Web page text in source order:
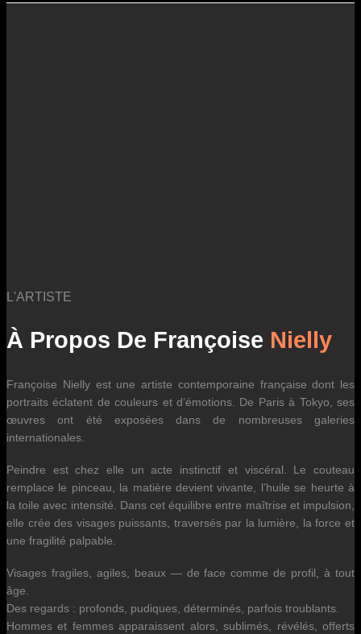
L'ARTISTE
À Propos De Françoise Nielly
Françoise Nielly est une artiste contemporaine française dont les
portraits éclatent de couleurs et d’émotions. De Paris à Tokyo, ses
œuvres ont été exposées dans de nombreuses galeries
internationales.
Peindre est chez elle un acte instinctif et viscéral. Le couteau
remplace le pinceau, la matière devient vivante, l’huile se heurte à
la toile avec intensité. Dans cet équilibre entre maîtrise et impulsion,
elle crée des visages puissants, traversés par la lumière, la force et
une fragilité palpable.
Visages fragiles, agiles, beaux — de face comme de profil, à tout
âge.
Des regards : profonds, pudiques, déterminés, parfois troublants.
Hommes et femmes apparaissent alors, sublimés, révélés, offerts